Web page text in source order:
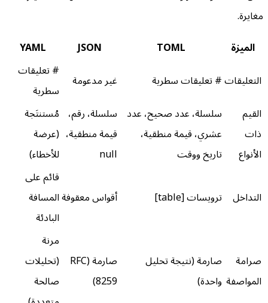
مغايرة.
الميزة
TOML
JSON
YAML
التعليقات# تعليقات سطرية غير مدعومة
# تعليقات
سطرية
القيم
ذات
الأنواع
سلسلة، عدد صحيح، عدد
عشري، قيمة منطقية،
تاريخ ووقت
سلسلة، رقم،
قيمة منطقية،
null
مُستنتَجة
(عرضة
للأخطاء)
التداخل ترويسات [table] أقواس معقوفة
قائم على
المسافة
البادئة
صرامة
المواصفة
صارمة (نتيجة تحليل
واحدة)
صارمة (RFC
8259)
مرنة
(تحليلات
صالحة